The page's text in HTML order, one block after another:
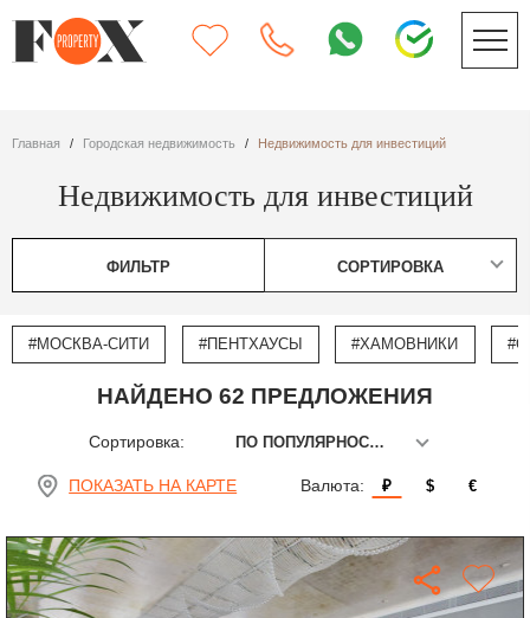
Главная Городская недвижимость Недвижимость для инвестиций
Недвижимость для инвестиций
ФИЛЬТР СОРТИРОВКА
#МОСКВА-СИТИ #ПЕНТХАУСЫ #ХАМОВНИКИ
НАЙДЕНО 62 ПРЕДЛОЖЕНИЯ
Сортировка: ПО ПОПУЛЯРНОСТИ
ПОКАЗАТЬ НА КАРТЕ Валюта: ₽ $ €